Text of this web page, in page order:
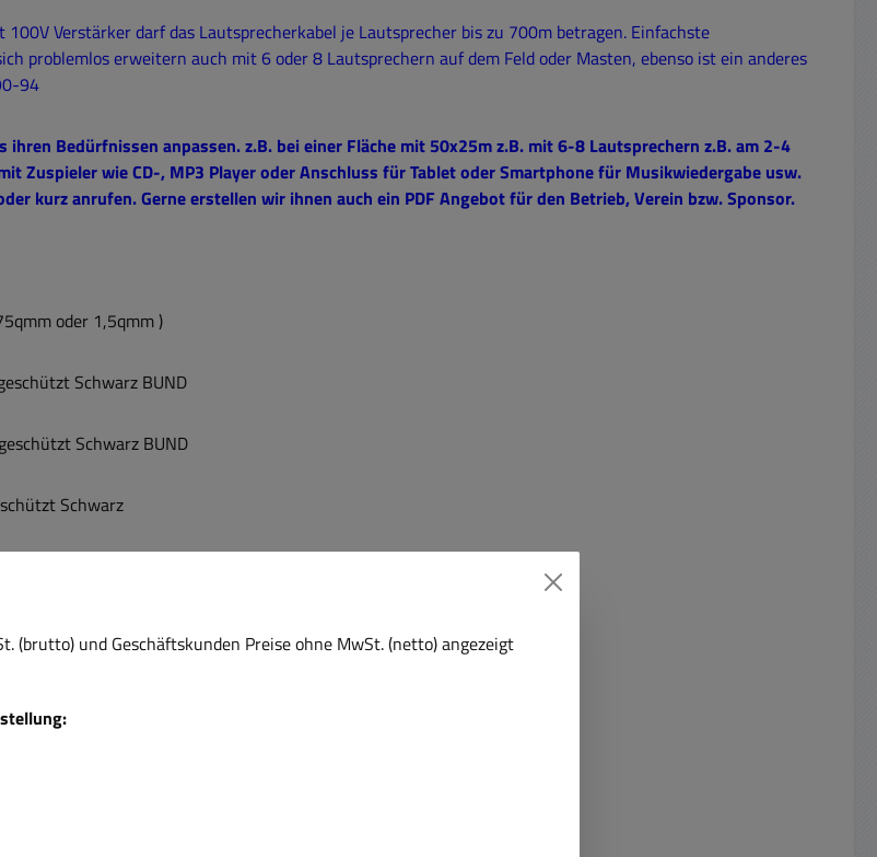
Verstärker darf das Lautsprecherkabel je Lautsprecher bis zu 700m betragen. Einfachste
problemlos erweitern auch mit 6 oder 8 Lautsprechern auf dem Feld oder Masten, ebenso ist ein anderes
94
Bedürfnissen anpassen. z.B. bei einer Fläche mit 50x25m z.B. mit 6-8 Lautsprechern z.B. am 2-4
Zuspieler wie CD-, MP3 Player oder Anschluss für Tablet oder Smartphone für Musikwiedergabe usw.
kurz anrufen. Gerne erstellen wir ihnen auch ein PDF Angebot für den Betrieb, Verein bzw. Sponsor.
oder 1,5qmm )
Schwarz BUND
Schwarz BUND
Schwarz
Dorn mit Flügelschraube
(brutto) und Geschäftskunden Preise ohne MwSt. (netto) angezeigt